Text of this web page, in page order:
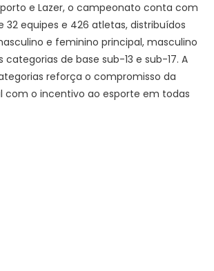
e Lazer, o campeonato conta com
32 equipes e 426 atletas, distribuídos
e feminino principal, masculino
de base sub-13 e sub-17. A
reforça o compromisso da
com o incentivo ao esporte em todas